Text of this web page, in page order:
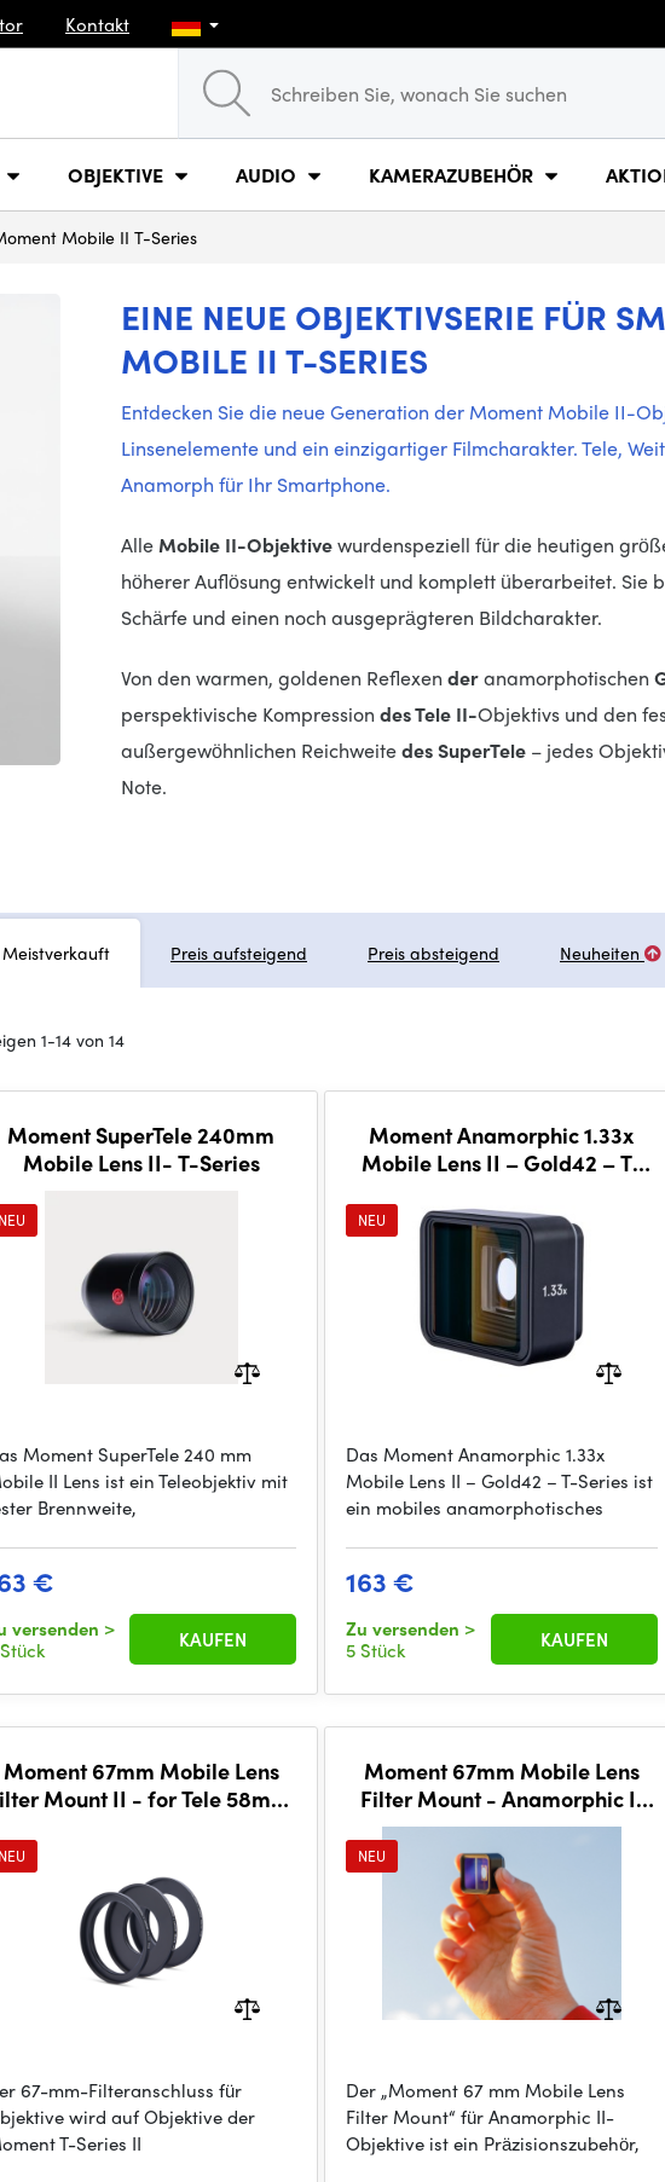
Kontakt
OBJEKTIVE AUDIO KAMERAZUBEHÖR
Mobile II T-Series
EINE NEUE OBJEKTIVSERIE FÜR
MOBILE II T-SERIES
Entdecken Sie die neue Generation der Moment Mobile II-
Linsenelemente und ein einzigartiger Filmcharakter. Tele,
Anamorph für Ihr Smartphone.
AlleMobile II-Objektivewurdenspeziell für die heutigen
höherer Auflösung entwickelt und komplett überarbeitet. Sie
Schärfe und einen noch ausgeprägteren Bildcharakter.
Von den warmen, goldenen Reflexen deranamorphotischen
perspektivische Kompression des Tele II-Objektivs und den
außergewöhnlichen Reichweitedes SuperTele – jedes
Note.
Meistverkauft Preis aufsteigend Preis absteigend Neuheiten
1-14 von 14
Moment SuperTele 240mm
Mobile Lens II- T-Series
NEU
Moment SuperTele 240 mm
II Lens ist ein Teleobjektiv mit
Brennweite,
€
versenden >
KAUFEN
Moment Anamorphic 1.33x
Mobile Lens II – Gold42 – T-
NEU
Das Moment Anamorphic 1.33x
Mobile Lens II – Gold42 – T-Series ist
ein mobiles anamorphotisches
163 €
Zu versenden >
5 Stück
KAUFEN
Moment 67mm Mobile Lens
Mount II - for Tele 58mm,
NEU
67-mm-Filteranschluss für
wird auf Objektive der
T-Series II
Moment 67mm Mobile Lens
Filter Mount - Anamorphic II
Lenses
NEU
Der „Moment 67 mm Mobile Lens
Filter Mount“ für Anamorphic II-
Objektive ist ein Präzisionszubehör,